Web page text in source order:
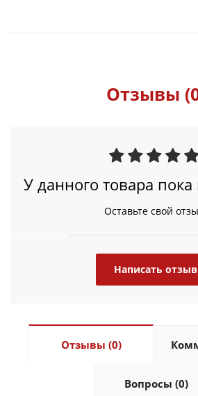
Отзывы
У данного товара
Оставьте свой
Написать отзыв
Отзывы (0)
Вопросы (0)